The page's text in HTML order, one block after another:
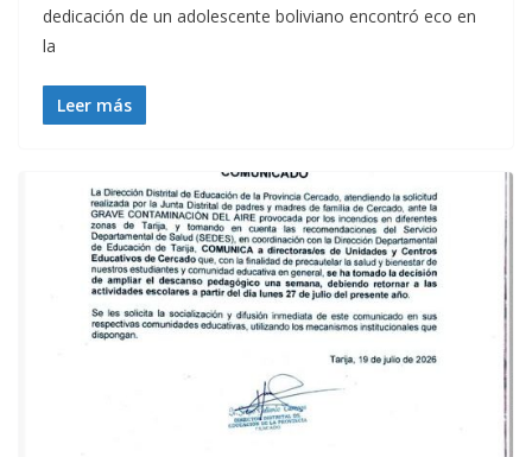
dedicación de un adolescente boliviano encontró eco en
la
Leer más